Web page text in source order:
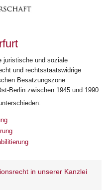
juristische und soziale
und rechtsstaatswidrige
Besatzungszone
Berlin zwischen 1945 und 1990.
in unserer Kanzlei